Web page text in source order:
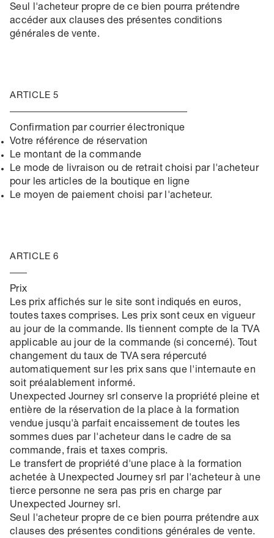
Seul l'acheteur propre de ce bien pourra prétendre
accéder aux clauses des présentes conditions
générales de vente.
ARTICLE 5
Confirmation par courrier électronique
Votre référence de réservation
Le montant de la commande
Le mode de livraison ou de retrait choisi par l'acheteur
pour les articles de la boutique en ligne
Le moyen de paiement choisi par l'acheteur.
ARTICLE 6
Prix
Les prix affichés sur le site sont indiqués en euros,
toutes taxes comprises. Les prix sont ceux en vigueur
au jour de la commande. Ils tiennent compte de la TVA
applicable au jour de la commande (si concerné). Tout
changement du taux de TVA sera répercuté
automatiquement sur les prix sans que l'internaute en
soit préalablement informé.
Unexpected Journey srl conserve la propriété pleine et
entière de la réservation de la place à la formation
vendue jusqu'à parfait encaissement de toutes les
sommes dues par l'acheteur dans le cadre de sa
commande, frais et taxes compris.
Le transfert de propriété d'une place à la formation
achetée à Unexpected Journey srl par l'acheteur à une
tierce personne ne sera pas pris en charge par
Unexpected Journey srl.
Seul l'acheteur propre de ce bien pourra prétendre aux
clauses des présentes conditions générales de vente.